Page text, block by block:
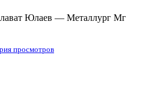
Юлаев — Металлург Мг
просмотров